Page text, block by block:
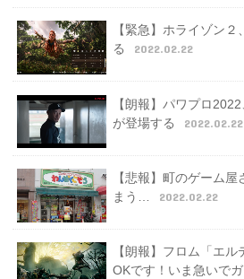
【緊急】ホライゾン
る
2022.02.22
【朗報】パワプロ
が登場する
2022.02.22
【悲報】町のゲーム
まう…
2022.02.22
【朗報】フロム「エ
OKです！いま急いで